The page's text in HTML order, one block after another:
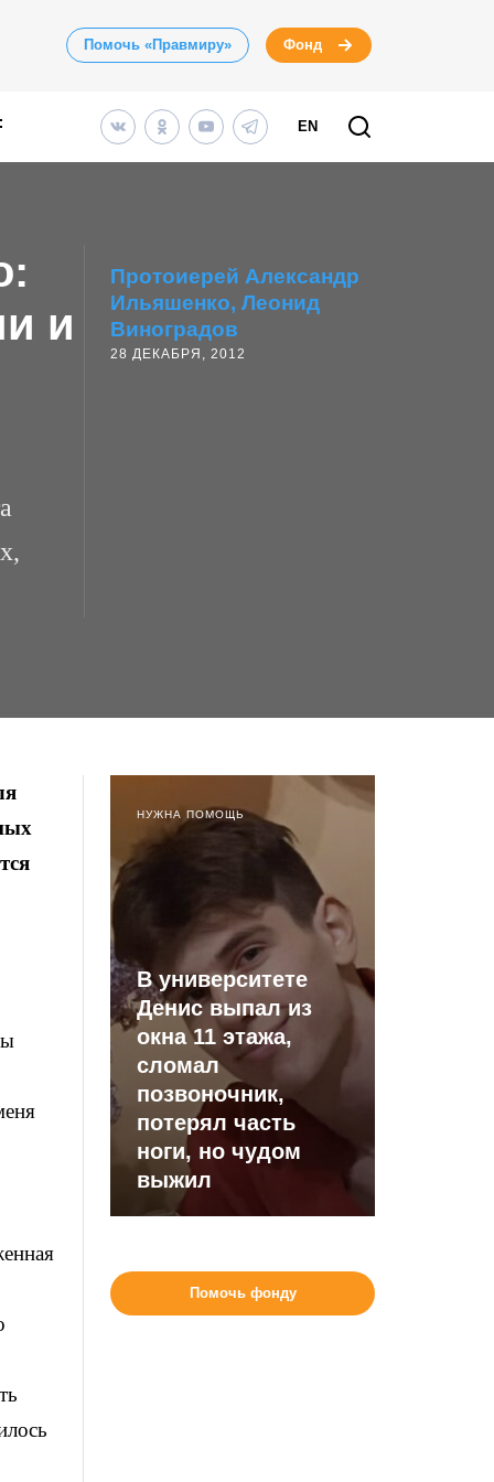
Помочь «Правмиру» Фонд
EN
и
Протоиерей Александр
Ильяшенко Леонид
Виноградов
28 ДЕКАБРЯ, 2012
НУЖНА ПОМОЩЬ
В университете
Денис выпал из
окна 11 этажа,
сломал
позвоночник,
потерял часть
ноги, но чудом
выжил
Помочь фонду